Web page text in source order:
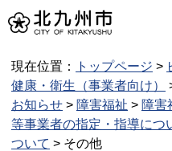
現在位置： トップページ >
健康・衛生（事業者向け）
お知らせ > 障害福祉 > 障害
等事業者の指定・指導につ
ついて > その他